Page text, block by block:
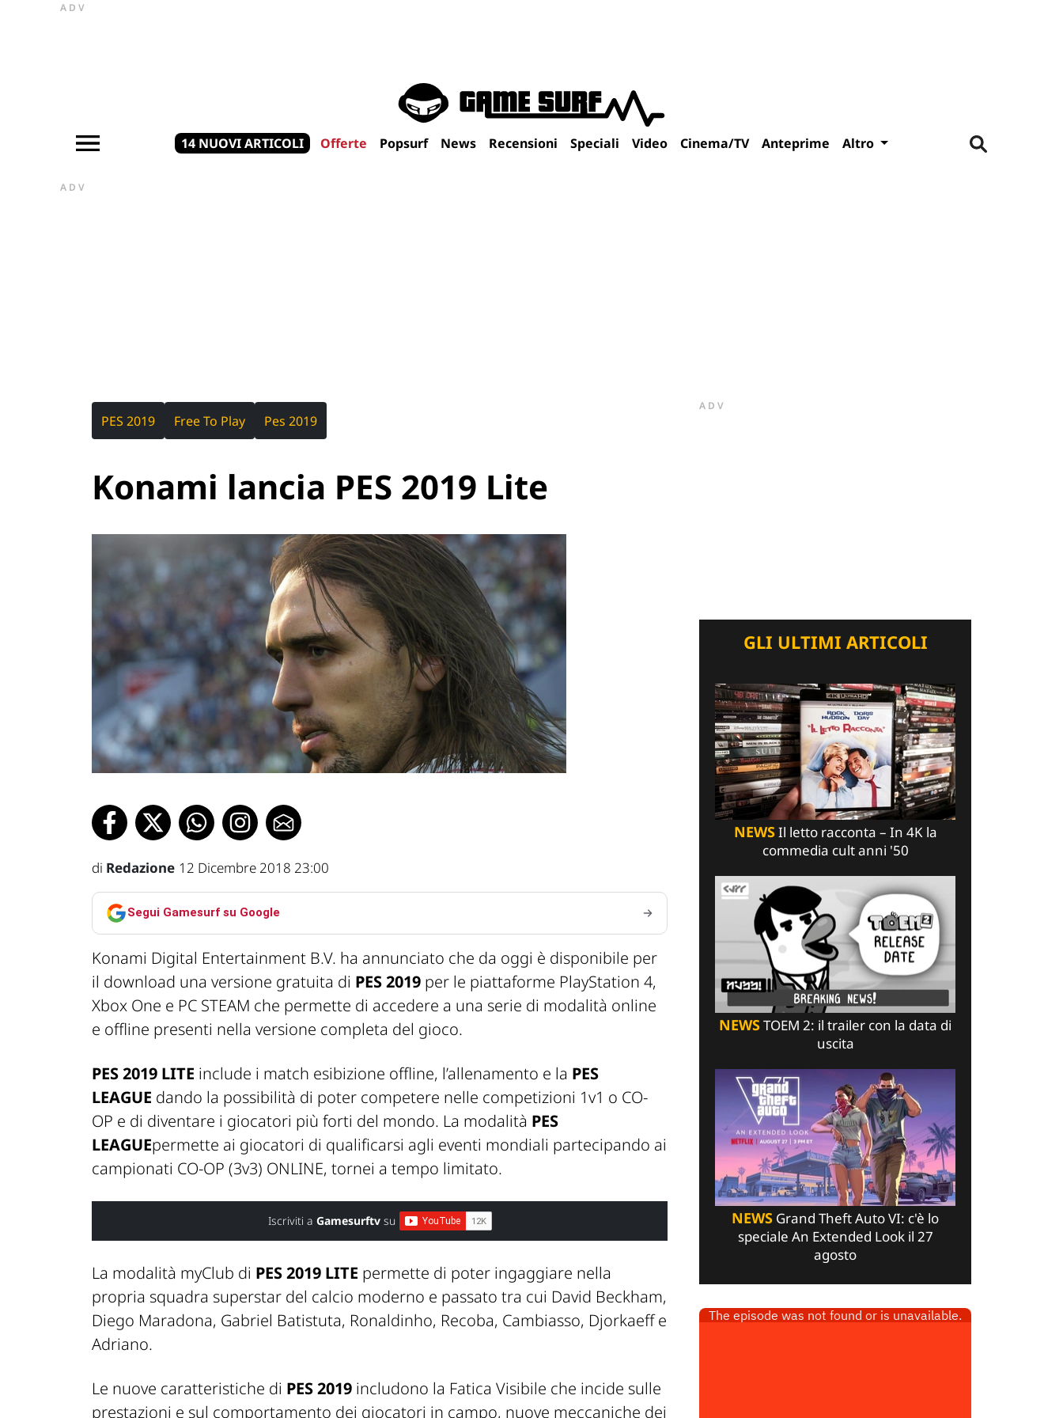
ADV
14 NUOVI ARTICOLI Offerte Popsurf News Recensioni Speciali Video Cinema/TV Anteprime Altro
ADV
PES 2019 Free To Play Pes 2019
Konami lancia PES 2019 Lite
di Redazione 12 Dicembre 2018 23:00
Segui Gamesurf su Google
Konami Digital Entertainment B.V. ha annunciato che da oggi è disponibile per
il download una versione gratuita di PES 2019 per le piattaforme PlayStation 4,
Xbox One e PC STEAM che permette di accedere a una serie di modalità online
e offline presenti nella versione completa del gioco.
PES 2019 LITE include i match esibizione offline, l’allenamento e la PES
LEAGUE dando la possibilità di poter competere nelle competizioni 1v1 o CO-
OP e di diventare i giocatori più forti del mondo. La modalità PES
LEAGUEpermette ai giocatori di qualificarsi agli eventi mondiali partecipando ai
campionati CO-OP (3v3) ONLINE, tornei a tempo limitato.
Iscriviti a Gamesurftvsu
La modalità myClub di PES 2019 LITE permette di poter ingaggiare nella
propria squadra superstar del calcio moderno e passato tra cui David Beckham,
Diego Maradona, Gabriel Batistuta, Ronaldinho, Recoba, Cambiasso, Djorkaeff e
Adriano.
Le nuove caratteristiche di PES 2019 includono la Fatica Visibile che incide sulle
prestazioni e sul comportamento dei giocatori in campo, nuove meccaniche dei
ADV
GLI ULTIMI ARTICOLI
NEWSIl letto racconta – In 4K la
commedia cult anni '50
NEWSTOEM 2: il trailer con la data di
uscita
NEWS Grand Theft Auto VI: c'è lo
speciale An Extended Look il 27
agosto